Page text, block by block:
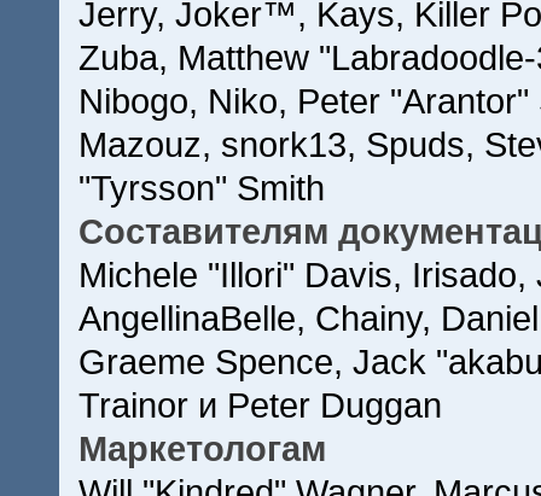
Jerry, Joker™, Kays, Killer
Zuba, Matthew
Nibogo, Niko, Peter
Mazouz, snork13, Spuds,
"Tyrsson" Smith
Составителям
Michele "Illori" Davis,
AngellinaBelle, Chainy,
Graeme Spence, Jack
Trainor и Peter Duggan
Маркетологам